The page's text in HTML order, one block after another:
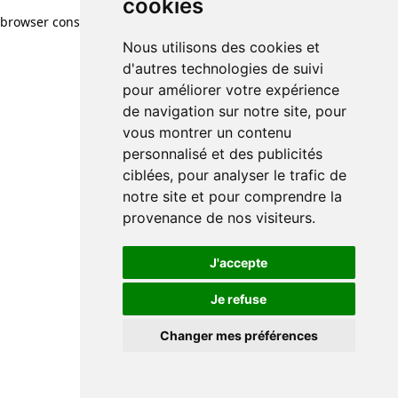
cookies
Nous utilisons des cookies et
d'autres technologies de suivi
pour améliorer votre expérience
de navigation sur notre site, pour
vous montrer un contenu
personnalisé et des publicités
ciblées, pour analyser le trafic de
notre site et pour comprendre la
provenance de nos visiteurs.
J'accepte
Je refuse
Changer mes préférences
browser console for more information)